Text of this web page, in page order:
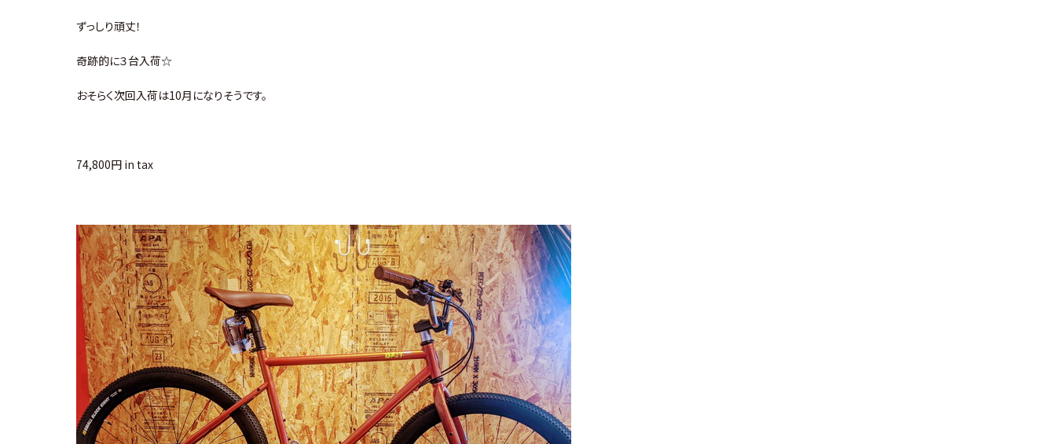
ずっしり頑丈！
奇跡的に３台入荷☆
おそらく次回入荷は10月になりそうです。
74,800円 in tax